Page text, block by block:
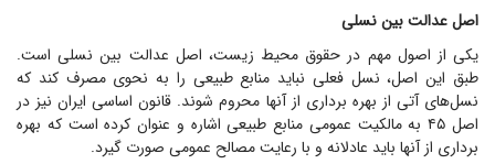
اصل عدالت بین نسلی
یکی از اصول مهم در حقوق محیط زیست، اصل عدالت بین نسلی است.
طبق این اصل، نسل فعلی نباید منابع طبیعی را به نحوی مصرف کند که
نسل‌های آتی از بهره برداری از آنها محروم شوند. قانون اساسی ایران نیز در
اصل ۴۵ به مالکیت عمومی منابع طبیعی اشاره و عنوان کرده است که بهره
برداری از آنها باید عادلانه و با رعایت مصالح عمومی صورت گیرد.